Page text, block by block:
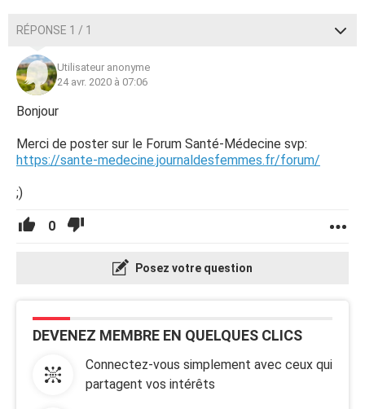
RÉPONSE 1 / 1
Utilisateur anonyme
24 avr. 2020 à 07:06
Bonjour
Merci de poster sur le Forum Santé-Médecine svp:
https://sante-medecine.journaldesfemmes.fr/forum/
;)
0
Posez votre question
DEVENEZ MEMBRE EN QUELQUES CLICS
Connectez-vous simplement avec ceux qui
partagent vos intérêts